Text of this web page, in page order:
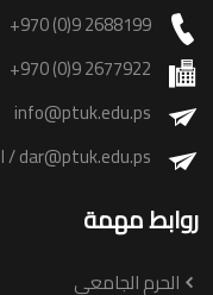
+970 (0)9 2688199
+970 (0)9 2677922
info@ptuk.edu.ps
dar@ptuk.edu.ps
/
روابط مهمة
الحرم الجامعي